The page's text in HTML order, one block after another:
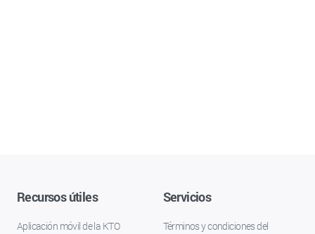
Recursos útiles
Aplicación móvil de la KTO
Servicios
Términos y condiciones del